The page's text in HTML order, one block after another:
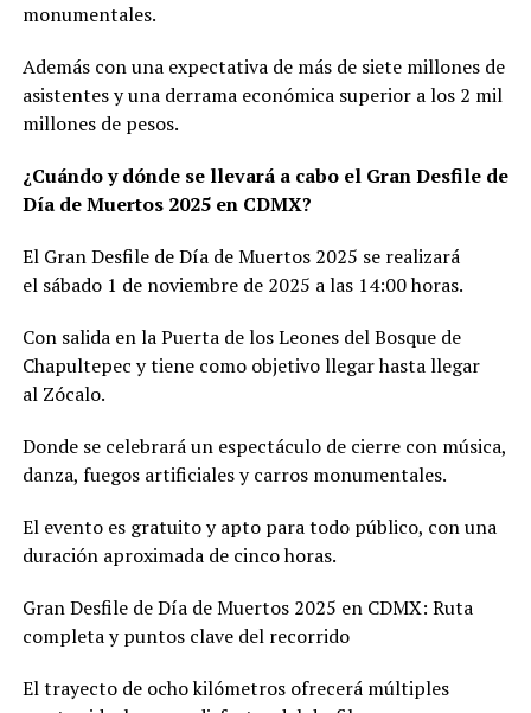
monumentales.
Además con una expectativa de más de siete millones de
asistentes y una derrama económica superior a los 2 mil
millones de pesos.
¿Cuándo y dónde se llevará a cabo el Gran Desfile de
Día de Muertos 2025 en CDMX?
El Gran Desfile de Día de Muertos 2025 se realizará
el sábado 1 de noviembre de 2025 a las 14:00 horas.
Con salida en la Puerta de los Leones del Bosque de
Chapultepec y tiene como objetivo llegar hasta llegar
al Zócalo.
Donde se celebrará un espectáculo de cierre con música,
danza, fuegos artificiales y carros monumentales.
El evento es gratuito y apto para todo público, con una
duración aproximada de cinco horas.
Gran Desfile de Día de Muertos 2025 en CDMX: Ruta
completa y puntos clave del recorrido
El trayecto de ocho kilómetros ofrecerá múltiples